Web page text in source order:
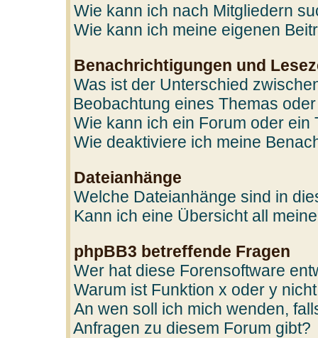
Wie kann ich nach Mitgliedern
Wie kann ich meine eigenen
Benachrichtigungen und
Was ist der Unterschied
Beobachtung eines Themas
Wie kann ich ein Forum oder ein
Wie deaktiviere ich meine
Dateianhänge
Welche Dateianhänge sind in
Kann ich eine Übersicht all
phpBB3 betreffende Fragen
Wer hat diese Forensoftware
Warum ist Funktion x oder y
An wen soll ich mich wenden,
Anfragen zu diesem Forum gibt?